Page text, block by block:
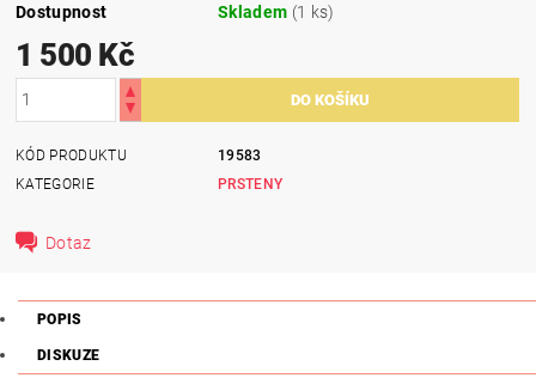
Dostupnost Skladem (1 ks)
1 500 Kč
KÓD PRODUKTU
19583
KATEGORIE
PRSTENY
Dotaz
POPIS
DISKUZE